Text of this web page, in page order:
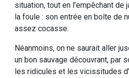
situation, tout en l’empêchant de
la foule : son entrée en boîte de
assez cocasse.
Néanmoins, on ne saurait aller
un bon sauvage découvrant, par
les ridicules et les vicissitudes